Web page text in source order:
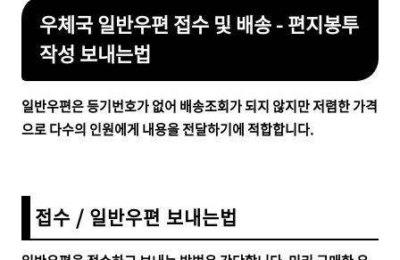
우체국 일반우편 접수 및 배송 - 편지봉투
작성 보내는법
일반우편은 등기번호가 없어 배송조회가 되지 않지만 저렴한 가격
으로 다수의 인원에게 내용을 전달하기에 적합합니다.
접수 / 일반우편 보내는법